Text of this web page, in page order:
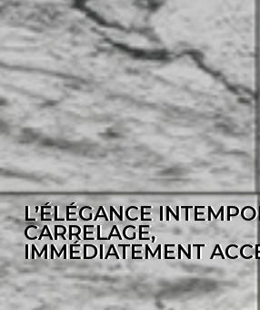
L’ÉLÉGANCE
CARRELAGE,
IMMÉDIATEMENT